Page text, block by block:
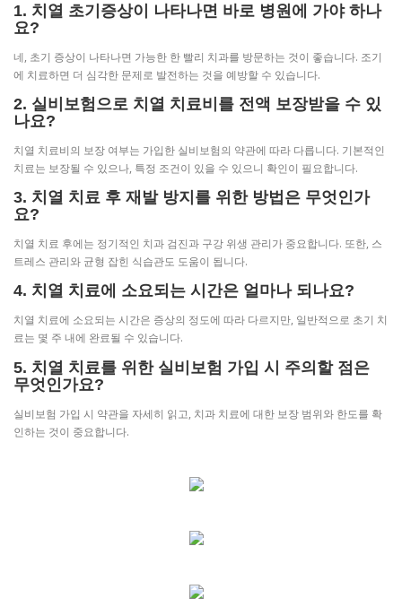
1. 치열 초기증상이 나타나면 바로 병원에 가야 하나
요?
네, 초기 증상이 나타나면 가능한 한 빨리 치과를 방문하는 것이 좋습니다. 조기
에 치료하면 더 심각한 문제로 발전하는 것을 예방할 수 있습니다.
2. 실비보험으로 치열 치료비를 전액 보장받을 수 있
나요?
치열 치료비의 보장 여부는 가입한 실비보험의 약관에 따라 다릅니다. 기본적인
치료는 보장될 수 있으나, 특정 조건이 있을 수 있으니 확인이 필요합니다.
3. 치열 치료 후 재발 방지를 위한 방법은 무엇인가
요?
치열 치료 후에는 정기적인 치과 검진과 구강 위생 관리가 중요합니다. 또한, 스
트레스 관리와 균형 잡힌 식습관도 도움이 됩니다.
4. 치열 치료에 소요되는 시간은 얼마나 되나요?
치열 치료에 소요되는 시간은 증상의 정도에 따라 다르지만, 일반적으로 초기 치
료는 몇 주 내에 완료될 수 있습니다.
5. 치열 치료를 위한 실비보험 가입 시 주의할 점은
무엇인가요?
실비보험 가입 시 약관을 자세히 읽고, 치과 치료에 대한 보장 범위와 한도를 확
인하는 것이 중요합니다.